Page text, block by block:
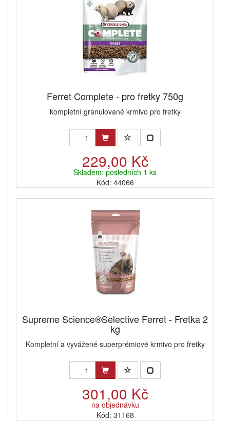
Ferret Complete - pro fretky 750g
kompletní granulované krmivo pro fretky
229,00 Kč
Skladem: posledních 1 ks
Kód: 44066
Supreme Science®Selective Ferret - Fretka 2
kg
Kompletní a vyvážené superprémiové krmivo pro fretky
301,00 Kč
na objednávku
Kód: 31168